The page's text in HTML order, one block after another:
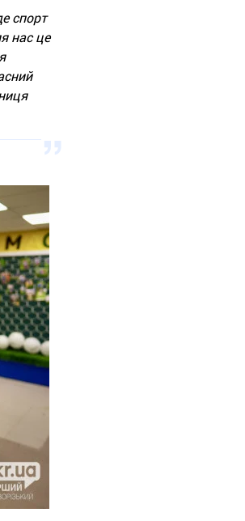
спорт
нас це